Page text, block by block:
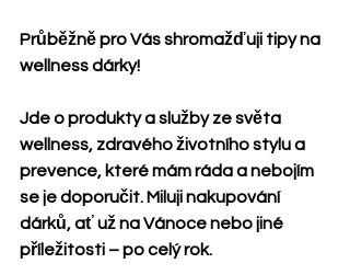
Průběžně pro Vás shromažďuji tipy na
wellness dárky!
Jde o produkty a služby ze světa
wellness, zdravého životního stylu a
prevence, které mám ráda a nebojím
se je doporučit. Miluji nakupování
dárků, ať už na Vánoce nebo jiné
příležitosti – po celý rok.